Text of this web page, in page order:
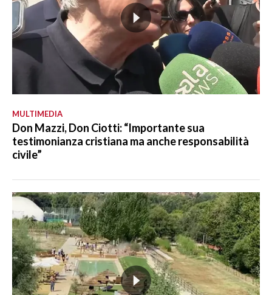
MULTIMEDIA
Don Mazzi, Don Ciotti: “Importante sua
testimonianza cristiana ma anche responsabilità
civile”